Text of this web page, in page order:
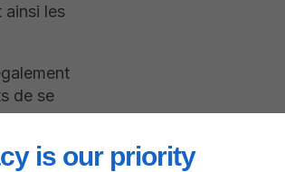
is our priority
ainsi les
de se